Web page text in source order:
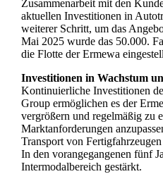
Zusammenarbeit mit den
aktuellen Investitionen in
weiterer Schritt, um das
Mai 2025 wurde das 50.000.
die Flotte der Ermewa
Investitionen in Wachstum
Kontinuierliche Investitionen
Group ermöglichen es der
vergrößern und regelmäßig zu
Marktanforderungen
Transport von
In den vorangegangenen fünf
Intermodalbereich gestärkt.